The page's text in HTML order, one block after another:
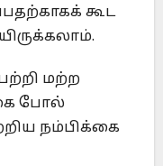
கூட
மற்ற
போல்
நம்பிக்கை